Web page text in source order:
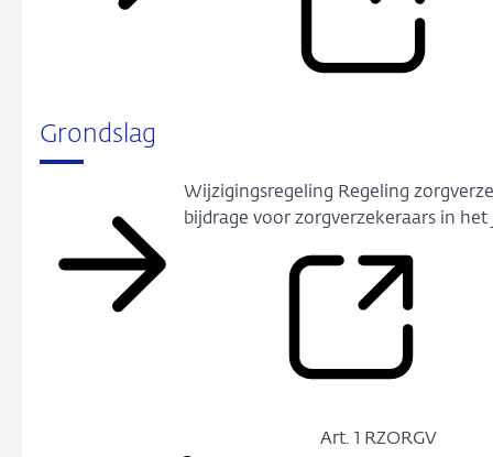
Grondslag
Wijzigingsregeling Regeling
bijdrage voor zorg­verzekeraars in het
Art. 1 RZORGV